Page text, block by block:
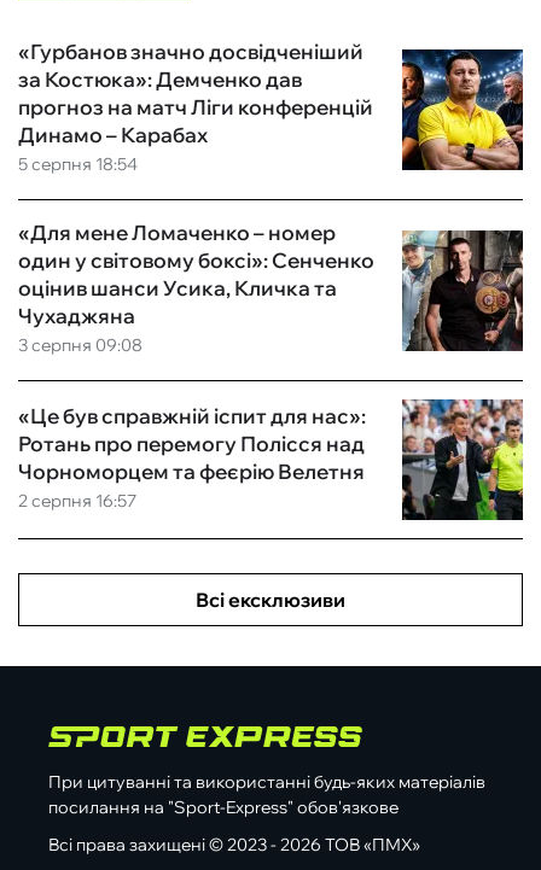
5 серпня 18:54
«Гурбанов значно досвідченіший
за Костюка»: Демченко дав
прогноз на матч Ліги конференцій
Динамо – Карабах
3 серпня 09:08
«Для мене Ломаченко – номер
один у світовому боксі»: Сенченко
оцінив шанси Усика, Кличка та
Чухаджяна
2 серпня 16:57
«Це був справжній іспит для нас»:
Ротань про перемогу Полісся над
Чорноморцем та феєрію Велетня
Всі ексклюзиви
При цитуванні та використанні будь-яких матеріалів
посилання на "Sport-Express" обов'язкове
Всі права захищені © 2023 - 2026 ТОВ «ПМХ»